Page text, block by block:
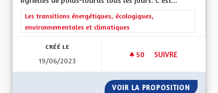
Filtrer les résultats de la catégorie : Les transitions
Les transitions énergétiques, écologiques,
environnementales et climatiques
CRÉÉ LE
19/06/2023
50 50 ABONNÉS
SUIVRE
VOIR LA PROPOSITION